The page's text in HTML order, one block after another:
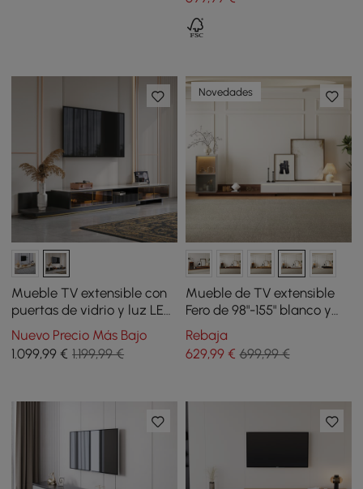
Mueble TV extensible con
puertas de vidrio y luz LED
de 280 cm - negro
Nuevo Precio Más Bajo
1.099,99 € 1.199,99 €
Novedades
Mueble de TV extensible
Fero de 98"-155" blanco y
nogal con estantería y luz
LED
Rebaja
629,99€ 699,99 €